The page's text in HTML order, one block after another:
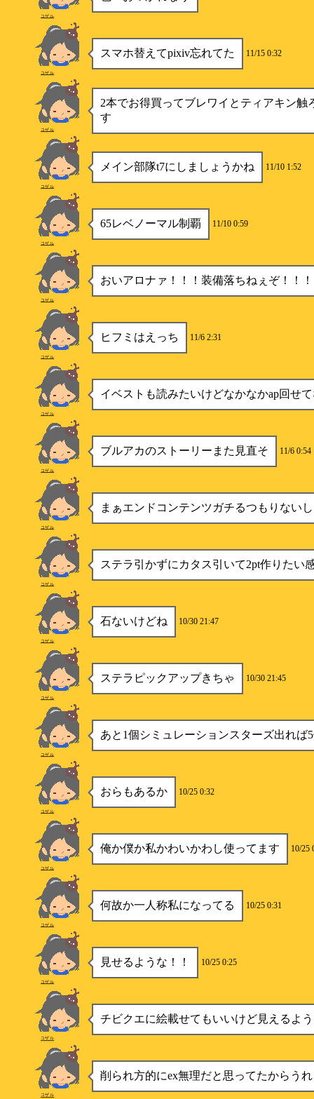
コザル
スマホ替えてpixiv忘れてた 11/15 0:32
コザル
2本でお得買ってブレワイとティアキン触
す
コザル
メイン部隊t7にしましょうかね 11/10 1:52
コザル
65レベノーマル制覇 11/10 0:59
コザル
おいアロナァ！！！装備落ちねぇぞ！！！
コザル
ヒフミはえっち 11/6 2:31
コザル
イベストも読みたいけどなかなかap回せ
コザル
ブルアカのストーリーまた見直そ 11/6 0:54
コザル
まぁエンドコンテンツガチるつもりない
コザル
ステラ引かずにカタス引いて2pt作りたい
コザル
石ないけどね 10/30 21:47
コザル
ステラピックアップきちゃ 10/30 21:45
コザル
あと1個シミュレーションスターズ出れば
コザル
おらもあるか 10/25 0:32
コザル
俺か僕か私かわいかわし使ってます 10/25
コザル
何故か一人称私になってる 10/25 0:31
コザル
見せるような！！ 10/25 0:25
コザル
チビクエに絵載せてもいいけど見えるよ
コザル
削られ方的にex無理だと思ってたからう
コザル